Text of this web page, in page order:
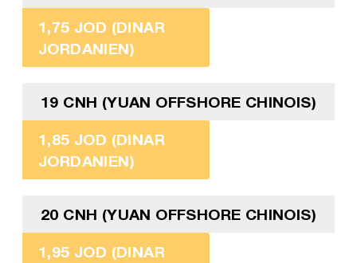
1,75 JOD (DINAR
JORDANIEN)
19 CNH (YUAN OFFSHORE CHINOIS)
1,85 JOD (DINAR
JORDANIEN)
20 CNH (YUAN OFFSHORE CHINOIS)
1,95 JOD (DINAR